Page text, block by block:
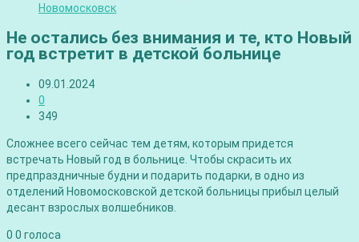
Новомосковск
Не остались без внимания и те, кто Новый
год встретит в детской больнице
09.01.2024
0
349
Сложнее всего сейчас тем детям, которым придется
встречать Новый год в больнице. Чтобы скрасить их
предпраздничные будни и подарить подарки, в одно из
отделений Новомосковской детской больницы прибыл целый
десант взрослых волшебников.
0 0 голоса